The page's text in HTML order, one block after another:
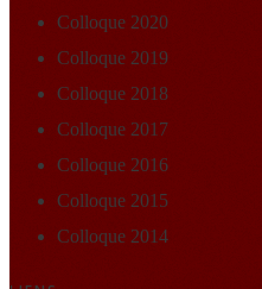
Colloque 2020
Colloque 2019
Colloque 2018
Colloque 2017
Colloque 2016
Colloque 2015
Colloque 2014